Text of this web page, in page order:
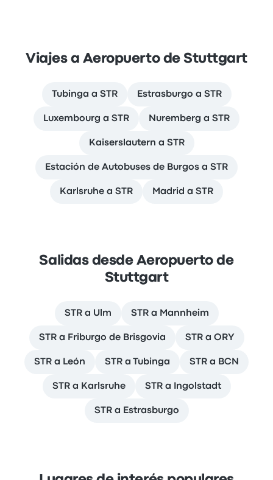
Viajes a Aeropuerto de Stuttgart
Tubinga a STR Estrasburgo a STR
Luxembourg a STR Nuremberg a STR
Kaiserslautern a STR
Estación de Autobuses de Burgos a STR
Karlsruhe a STR Madrid a STR
Salidas desde Aeropuerto de
Stuttgart
STR a Ulm STR a Mannheim
STR a Friburgo de Brisgovia STR a ORY
STR a León STR a Tubinga STR a BCN
STR a Karlsruhe STR a Ingolstadt
STR a Estrasburgo